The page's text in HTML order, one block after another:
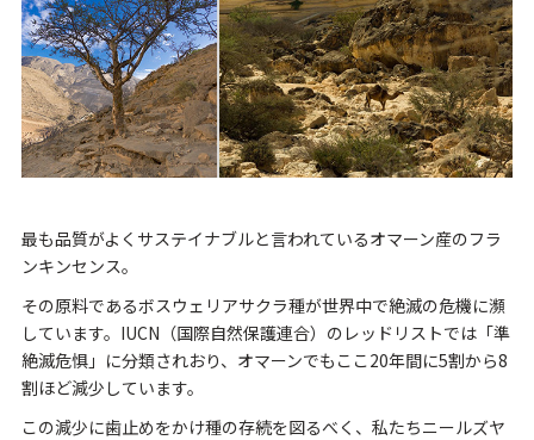
最も品質がよくサステイナブルと言われているオマーン産のフラ
ンキンセンス。
その原料であるボスウェリアサクラ種が世界中で絶滅の危機に瀕
しています。IUCN（国際自然保護連合）のレッドリストでは「準
絶滅危惧」に分類されおり、オマーンでもここ20年間に5割から8
割ほど減少しています。
この減少に歯止めをかけ種の存続を図るべく、私たちニールズヤ